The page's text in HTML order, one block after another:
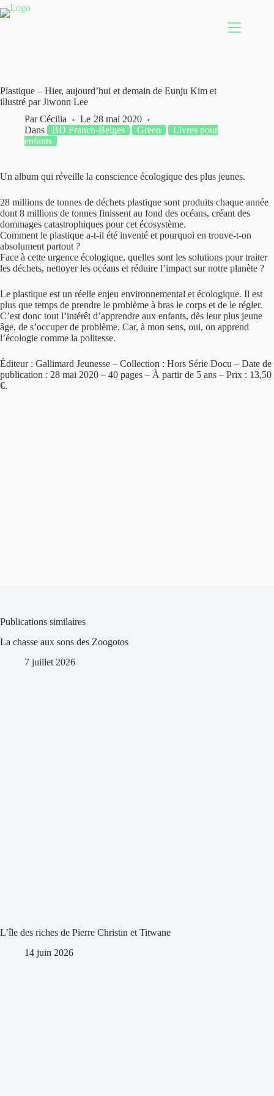
Passer
au
Plastique – Hier, aujourd’hui et demain de Eunju Kim et
illustré par Jiwonn Lee
Par Cécilia Le 28 mai 2020
Dans
BD Franco-Belges Green
Livres pour
enfants
Un album qui réveille la conscience écologique des plus jeunes.
28 millions de tonnes de déchets plastique sont produits chaque année
dont 8 millions de tonnes finissent au fond des océans, créant des
dommages catastrophiques pour cet écosystème.
Comment le plastique a-t-il été inventé et pourquoi en trouve-t-on
absolument partout ?
Face à cette urgence écologique, quelles sont les solutions pour traiter
les déchets, nettoyer les océans et réduire l’impact sur notre planète ?
Le plastique est un réelle enjeu environnemental et écologique. Il est
plus que temps de prendre le problème à bras le corps et de le régler.
C’est donc tout l’intérêt d’apprendre aux enfants, dès leur plus jeune
âge, de s’occuper de problème. Car, à mon sens, oui, on apprend
l’écologie comme la politesse.
Éditeur : Gallimard Jeunesse – Collection : Hors Série Docu – Date de
publication : 28 mai 2020 – 40 pages – À partir de 5 ans – Prix : 13,50
€.
Publications similaires
La chasse aux sons des Zoogotos
7 juillet 2026
L’île des riches de Pierre Christin et Titwane
14 juin 2026